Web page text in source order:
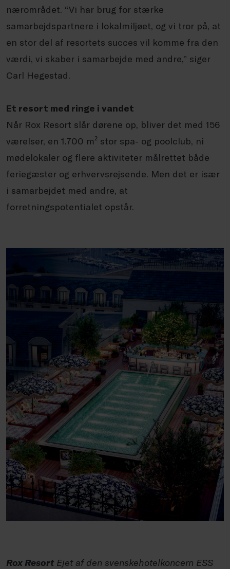
nærområdet. “Vi har brug for stærke
samarbejdspartnere i lokalmiljøet, og vi tror på, at
en stor del af resortets succes vil komme fra den
værdi, vi skaber i samarbejde med andre,” siger
Carl Hegestad.
Et resort med ringe i vandet
Når Rox Resort slår dørene op, bliver det med 156
værelser, en 1.700 m² stor spa- og poolclub, ni
mødelokaler og flere aktiviteter målrettet både
feriegæster og erhvervsrejsende. Men det er især
i samarbejdet med andre, at
forretningspotentialet opstår.
Rox Resort Ejet af den svenskehotelkoncern ESS